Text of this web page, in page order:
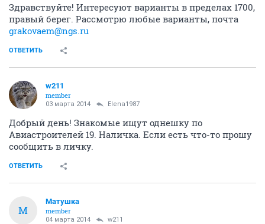
Здравствуйте! Интересуют варианты в пределах 1700,
правый берег. Рассмотрю любые варианты, почта
grakovaem@ngs.ru
ОТВЕТИТЬ
w211
member
03 марта 2014 Elena1987
Добрый день! Знакомые ищут однешку по
Авиастроителей 19. Наличка. Если есть что-то прошу
сообщить в личку.
ОТВЕТИТЬ
М
Матушка
member
04 марта 2014 w211